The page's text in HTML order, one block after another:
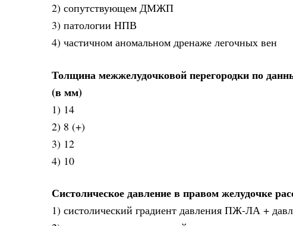
2) сопутствующем ДМЖП
3) патологии НПВ
4) частичном аномальном дренаже легочных вен
Толщина межжелудочковой перегородки по
(в мм)
1) 14
2) 8 (+)
3) 12
4) 10
Систолическое давление в правом желудочке
1) систолический градиент давления ПЖ-ЛА +